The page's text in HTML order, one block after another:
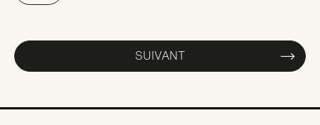
SUIVANT